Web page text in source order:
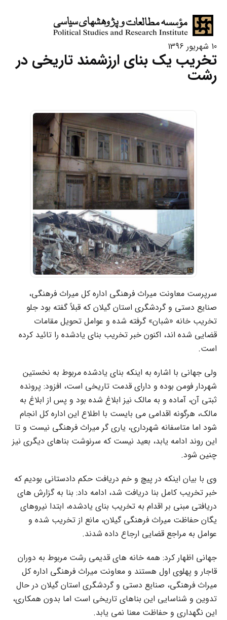
10 شهریور 1396
تخریب یک بنای ارزشمند تاریخی در
رشت
سرپرست معاونت میراث فرهنگی اداره کل میراث فرهنگی،
صنایع دستی و گردشگری استان گیلان که قبلاً گفته بود جلو
تخریب خانه «شبان» گرفته شده و عوامل تحویل مقامات
قضایی شده اند، اکنون خبر تخریب بنای یادشده را تائید کرده
است.
ولی جهانی با اشاره به اینکه بنای یادشده مربوط به نخستین
شهردار فومن بوده و دارای قدمت تاریخی است، افزود: پرونده
ثبتی آن، آماده و به مالک نیز ابلاغ شده بود و پس از ابلاغ به
مالک، هرگونه اقدامی می بایست با اطلاع این اداره کل انجام
شود اما متاسفانه شهرداری، یاری گر میراث فرهنگی نیست و تا
این روند ادامه یابد، بعید نیست که سرنوشت بناهای دیگری نیز
چنین شود.
وی با بیان اینکه در پیچ و خم دریافت حکم دادستانی بودیم که
خبر تخریب کامل بنا دریافت شد، ادامه داد: بنا به گزارش های
دریافتی مبنی بر اقدام به تخریب بنای یادشده، ابتدا نیروهای
یگان حفاظت میراث فرهنگی گیلان، مانع از تخریب شده و
عوامل به مراجع قضایی ارجاع داده شدند.
جهانی اظهار کرد: همه خانه های قدیمی رشت مربوط به دوران
قاجار و پهلوی اول هستند و معاونت میراث فرهنگی اداره کل
میراث فرهنگی، صنایع دستی و گردشگری استان گیلان در حال
تدوین و شناسایی این بناهای تاریخی است اما بدون همکاری،
این نگهداری و حفاظت معنا نمی یابد.